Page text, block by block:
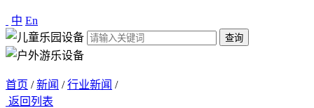
中 En
查询
首页 / 新闻 / 行业新闻 /
返回列表